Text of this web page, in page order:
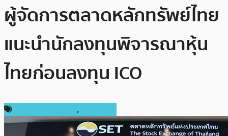
ผู้จัดการตลาดหลักทรัพย์ไทย
แนะนำนักลงทุนพิจารณาหุ้น
ไทยก่อนลงทุน ICO
,